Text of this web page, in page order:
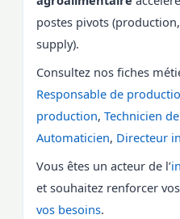
postes pivots
supply).
Consultez nos fiches
Responsable de
production, Technicien
Automaticien, Directeur
Vous êtes un acteur de l’
et souhaitez renforcer
vos besoins.